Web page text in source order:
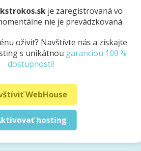
je zaregistrovaná vo
nie je prevádzkovaná.
oživiť? Navštívte nás a získajte
s unikátnou garanciou 100 %
dostupnosti!
WebHouse
hosting